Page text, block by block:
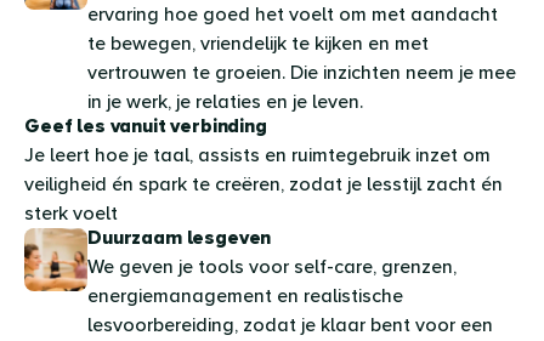
ervaring hoe goed het voelt om met aandacht
te bewegen, vriendelijk te kijken en met
vertrouwen te groeien. Die inzichten neem je mee
in je werk, je relaties en je leven.
Geef les vanuit verbinding
Je leert hoe je taal, assists en ruimtegebruik inzet om
veiligheid én spark te creëren, zodat je lesstijl zacht én
sterk voelt
Duurzaam lesgeven
We geven je tools voor self-care, grenzen,
energiemanagement en realistische
lesvoorbereiding, zodat je klaar bent voor een